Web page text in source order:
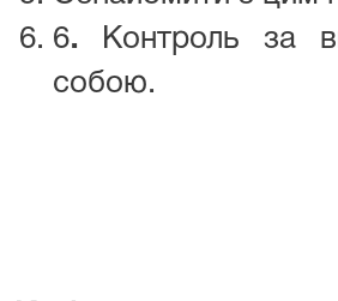
6. Контроль за
собою.